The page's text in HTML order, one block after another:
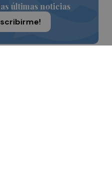
últimas noticias